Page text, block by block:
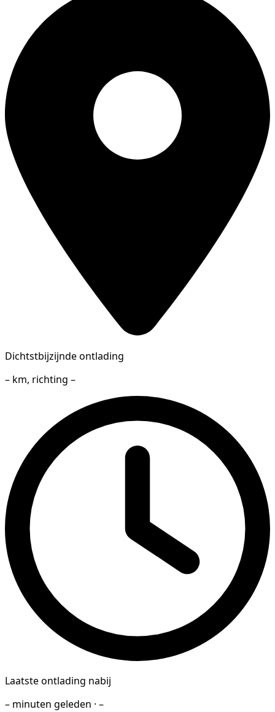
Dichtstbijzijnde ontlading
– km, richting –
Laatste ontlading nabij
– minuten geleden · –